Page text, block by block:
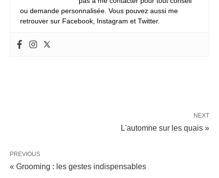
ou demande personnalisée. Vous pouvez aussi me
retrouver sur Facebook, Instagram et Twitter.
NEXT
L'automne sur les quais »
PREVIOUS
« Grooming : les gestes indispensables